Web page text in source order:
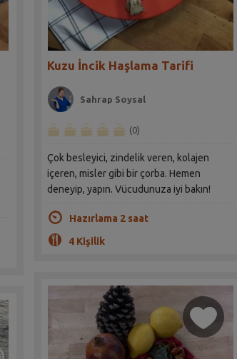
Kuzu İncik Haşlama Tarifi
Sahrap Soysal
(0)
Çok besleyici, zindelik veren, kolajen
içeren, misler gibi bir çorba. Hemen
deneyip, yapın. Vücudunuza iyi bakın!
Hazırlama 2 saat
4 Kişilik